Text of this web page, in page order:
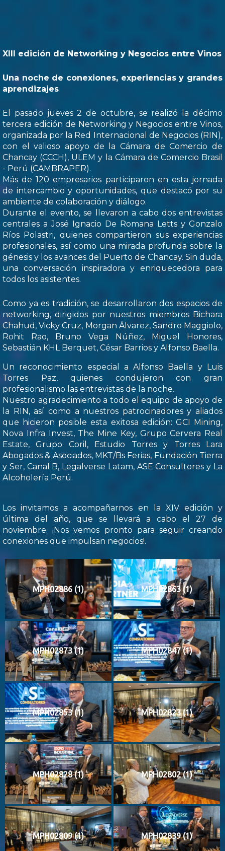
XIII edición de Networking y Negocios entre Vinos
Una noche de conexiones, experiencias y grandes
aprendizajes
El pasado jueves 2 de octubre, se realizó la décimo
tercera edición de Networking y Negocios entre Vinos,
organizada por la Red Internacional de Negocios (RIN),
con el valioso apoyo de la Cámara de Comercio de
Chancay (CCCH), ULEM y la Cámara de Comercio Brasil
- Perú (CAMBRAPER).
Más de 120 empresarios participaron en esta jornada
de intercambio y oportunidades, que destacó por su
ambiente de colaboración y diálogo.
Durante el evento, se llevaron a cabo dos entrevistas
centrales a José Ignacio De Romana Letts y Gonzalo
Ríos Polastri, quienes compartieron sus experiencias
profesionales, así como una mirada profunda sobre la
génesis y los avances del Puerto de Chancay. Sin duda,
una conversación inspiradora y enriquecedora para
todos los asistentes.
Como ya es tradición, se desarrollaron dos espacios de
networking, dirigidos por nuestros miembros Bichara
Chahud, Vicky Cruz, Morgan Álvarez, Sandro Maggiolo,
Rohit Rao, Bruno Vega Núñez, Miguel Honores,
Sebastián KHL Berquet, César Barrios y Alfonso Baella.
Un reconocimiento especial a Alfonso Baella y Luis
Torres Paz, quienes condujeron con gran
profesionalismo las entrevistas de la noche.
Nuestro agradecimiento a todo el equipo de apoyo de
la RIN, así como a nuestros patrocinadores y aliados
que hicieron posible esta exitosa edición: GCI Mining,
Nova Infra Invest, The Mine Key, Grupo Cervera Real
Estate, Grupo Coril, Estudio Torres y Torres Lara
Abogados & Asociados, MKT/Bs Ferias, Fundación Tierra
y Ser, Canal B, Legalverse Latam, ASE Consultores y La
Alcoholería Perú.
Los invitamos a acompañarnos en la XIV edición y
última del año, que se llevará a cabo el 27 de
noviembre. ¡Nos vemos pronto para seguir creando
conexiones que impulsan negocios!.
MPH02886 (1) MPH02863 (1)
MPH02873 (1) MPH02847 (1)
MPH02853 (1) MPH02823 (1)
MPH02828 (1) MPH02802 (1)
MPH02809 (1) MPH02839 (1)